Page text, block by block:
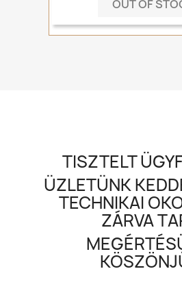
OUT OF
TISZTELT
ÜZLETÜNK
TECHNIKAI
ZÁRVA